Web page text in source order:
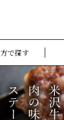
で探す